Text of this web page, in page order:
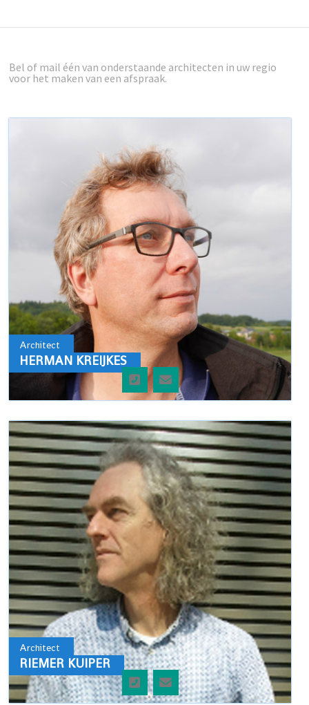
Bel of mail één van onderstaande architecten in uw regio
voor het maken van een afspraak.
Architect
HERMAN KREIJKES
Architect
RIEMER KUIPER